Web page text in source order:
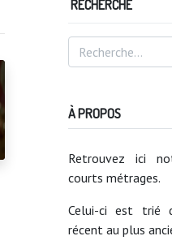
RECHERCHE
À PROPOS
Retrouvez ici
courts métrages.
Celui-ci est trié
récent au plus